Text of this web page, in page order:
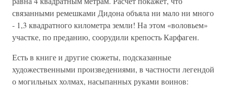
связанными ремешками Дидона объяла ни мало ни много
- 1,3 квадратного километра земли! На этом «воловьем»
участке, по преданию, соорудили крепость Карфаген.
Есть в книге и другие сюжеты, подсказанные
художественными произведениями, в частности легендой
о могильных холмах, насыпанных руками воинов: